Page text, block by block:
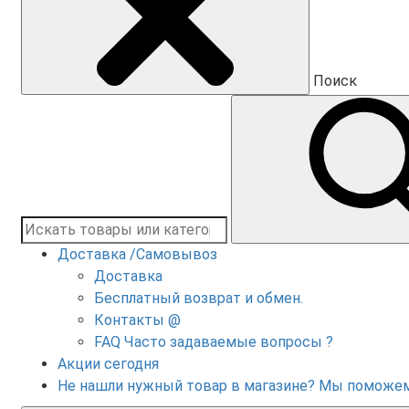
Поиск
Доставка /Самовывоз
Доставка
Бесплатный возврат и обмен.
Контакты @
FAQ Часто задаваемые вопросы ?
Акции сегодня
Не нашли нужный товар в магазине? Мы